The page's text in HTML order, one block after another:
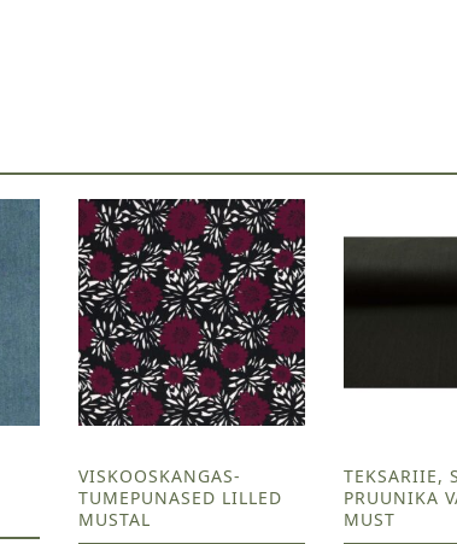
VISKOOSKANGAS-
TUMEPUNASED LILLED
MUSTAL
TEKSARIIE,
PRUUNIKA
MUST